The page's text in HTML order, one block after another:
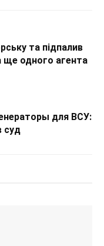
та підпалив
одного агента
для ВСУ:
суд